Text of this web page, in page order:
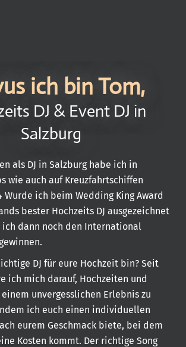
ich bin Tom,
DJ & Event DJ in
Salzburg
als DJ in Salzburg habe ich in
wie auch auf Kreuzfahrtschiffen
Wurde ich beim Wedding King Award
bester Hochzeits DJ ausgezeichnet
ich dann noch den International
DJ für eure Hochzeit bin? Seit
ich mich darauf, Hochzeiten und
unvergesslichen Erlebnis zu
ich euch einen individuellen
eurem Geschmack biete, bei dem
Kosten kommt. Der richtige Song